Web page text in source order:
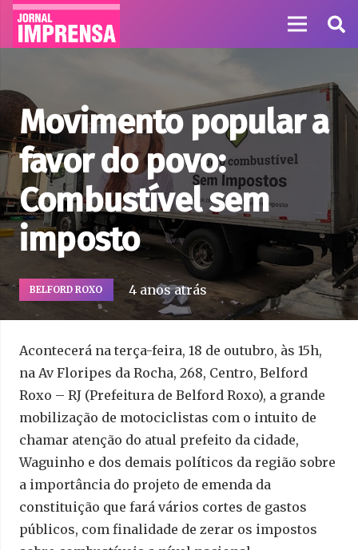
Movimento popular a
favor do povo:
Combustível sem
imposto
BELFORD ROXO 4 anos atrás
Acontecerá na terça-feira, 18 de outubro, às 15h,
na Av Floripes da Rocha, 268, Centro, Belford
Roxo – RJ (Prefeitura de Belford Roxo), a grande
mobilização de motociclistas com o intuito de
chamar atenção do atual prefeito da cidade,
Waguinho e dos demais políticos da região sobre
a importância do projeto de emenda da
constituição que fará vários cortes de gastos
públicos, com finalidade de zerar os impostos